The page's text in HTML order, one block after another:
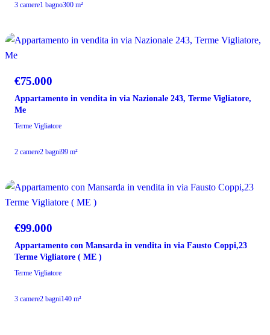
3 camere1 bagno300 m²
PREZZO RIDOTTO
€75.000
Appartamento in vendita in via Nazionale 243, Terme Vigliatore,
Me
Terme Vigliatore
2 camere2 bagni99 m²
PREZZO RIDOTTO
€99.000
Appartamento con Mansarda in vendita in via Fausto Coppi,23
Terme Vigliatore ( ME )
Terme Vigliatore
3 camere2 bagni140 m²